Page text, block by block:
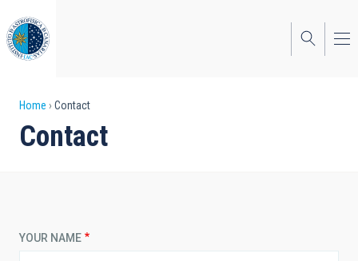
to
main
content
Breadcrumb
Home Contact
Contact
YOUR NAME